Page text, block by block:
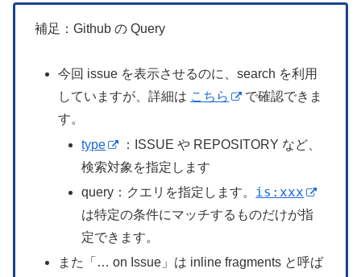
補足：Github の Query
今回 issue を表示させるのに、search を利用
していますが、詳細は こちら
で確認できま
す。
type
：ISSUE や REPOSITORY など、
検索対象を指定します
query：クエリを指定します。 is:xxx
は特定の条件にマッチするものだけが指
定できます。
また「… on Issue」は inline fragments と呼ば